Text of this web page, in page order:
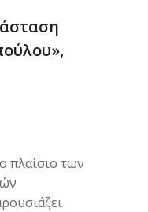
πλαίσιο των